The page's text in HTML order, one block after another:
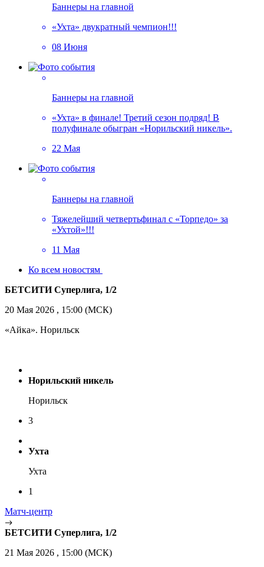
Баннеры на главной
«Ухта» двукратный чемпион!!!
08 Июня
Баннеры на главной
«Ухта» в финале! Третий сезон подряд! В
полуфинале обыгран «Норильский никель».
22 Мая
Баннеры на главной
Тяжелейший четвертьфинал с «Торпедо» за
«Ухтой»!!!
11 Мая
Ко всем новостям
БЕТСИТИ Суперлига, 1/2
20 Мая 2026 , 15:00 (МСК)
«Айка». Норильск
Норильский никель
Норильск
3
Ухта
Ухта
1
Матч-центр
БЕТСИТИ Суперлига, 1/2
21 Мая 2026 , 15:00 (МСК)